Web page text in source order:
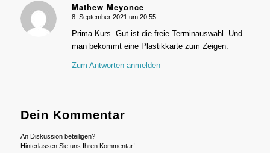
Mathew Meyonce
sagte:
8. September 2021 um 20:55
Prima Kurs. Gut ist die freie Terminauswahl. Und
man bekommt eine Plastikkarte zum Zeigen.
Zum Antworten anmelden
Dein Kommentar
An Diskussion beteiligen?
Hinterlassen Sie uns Ihren Kommentar!